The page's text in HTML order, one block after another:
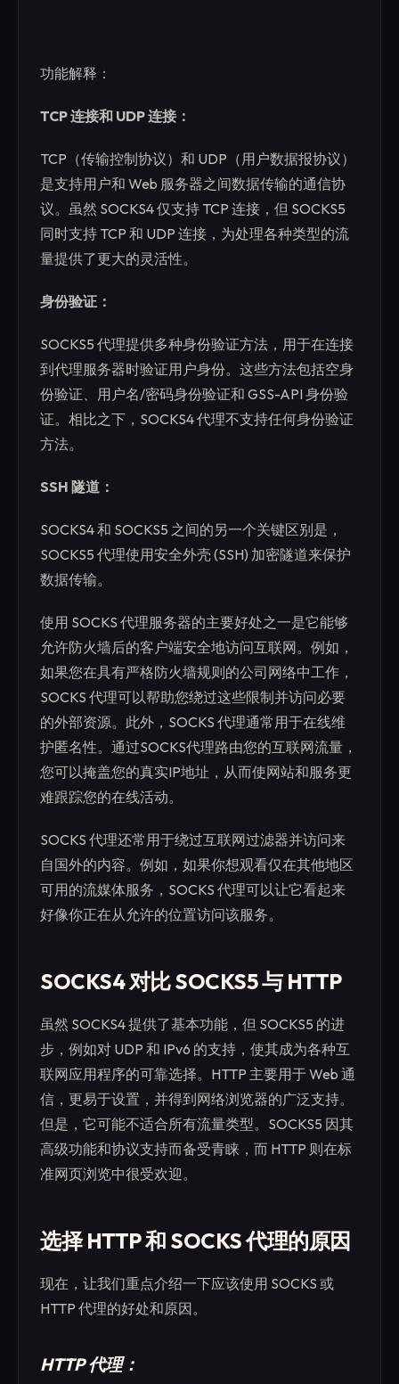
功能解释：
TCP 连接和 UDP 连接：
TCP（传输控制协议）和 UDP（用户数据报协议）
是支持用户和 Web 服务器之间数据传输的通信协
议。虽然 SOCKS4 仅支持 TCP 连接，但 SOCKS5
同时支持 TCP 和 UDP 连接，为处理各种类型的流
量提供了更大的灵活性。
身份验证：
SOCKS5 代理提供多种身份验证方法，用于在连接
到代理服务器时验证用户身份。这些方法包括空身
份验证、用户名/密码身份验证和 GSS-API 身份验
证。相比之下，SOCKS4 代理不支持任何身份验证
方法。
SSH 隧道：
SOCKS4 和 SOCKS5 之间的另一个关键区别是，
SOCKS5 代理使用安全外壳 (SSH) 加密隧道来保护
数据传输。
使用 SOCKS 代理服务器的主要好处之一是它能够
允许防火墙后的客户端安全地访问互联网。例如，
如果您在具有严格防火墙规则的公司网络中工作，
SOCKS 代理可以帮助您绕过这些限制并访问必要
的外部资源。此外，SOCKS 代理通常用于在线维
护匿名性。通过SOCKS代理路由您的互联网流量，
您可以掩盖您的真实IP地址，从而使网站和服务更
难跟踪您的在线活动。
SOCKS 代理还常用于绕过互联网过滤器并访问来
自国外的内容。例如，如果你想观看仅在其他地区
可用的流媒体服务，SOCKS 代理可以让它看起来
好像你正在从允许的位置访问该服务。
SOCKS4 对比 SOCKS5 与 HTTP
虽然 SOCKS4 提供了基本功能，但 SOCKS5 的进
步，例如对 UDP 和 IPv6 的支持，使其成为各种互
联网应用程序的可靠选择。HTTP 主要用于 Web 通
信，更易于设置，并得到网络浏览器的广泛支持。
但是，它可能不适合所有流量类型。SOCKS5 因其
高级功能和协议支持而备受青睐，而 HTTP 则在标
准网页浏览中很受欢迎。
选择 HTTP 和 SOCKS 代理的原因
现在，让我们重点介绍一下应该使用 SOCKS 或
HTTP 代理的好处和原因。
HTTP 代理：